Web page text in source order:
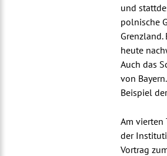
und
polnische
heute
Auch das
von
Beispiel
Am vierten
der
Vortrag